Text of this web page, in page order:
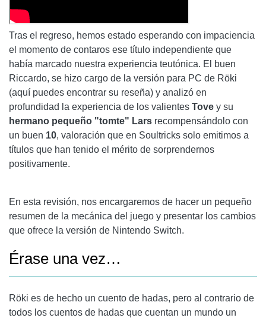
Tras el regreso, hemos estado esperando con impaciencia
el momento de contaros ese título independiente que
había marcado nuestra experiencia teutónica. El buen
Riccardo, se hizo cargo de la versión para PC de Röki
(aquí puedes encontrar su reseña) y analizó en
profundidad la experiencia de los valientes Tove y su
hermano pequeño "tomte" Lars recompensándolo con
un buen 10, valoración que en Soultricks solo emitimos a
títulos que han tenido el mérito de sorprendernos
positivamente.
En esta revisión, nos encargaremos de hacer un pequeño
resumen de la mecánica del juego y presentar los cambios
que ofrece la versión de Nintendo Switch.
Érase una vez…
Röki es de hecho un cuento de hadas, pero al contrario de
todos los cuentos de hadas que cuentan un mundo un